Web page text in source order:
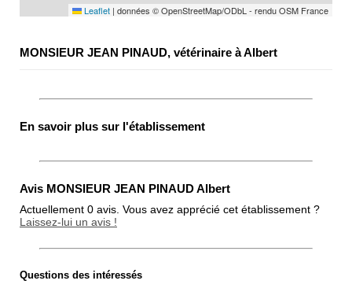
Leaflet | données © OpenStreetMap/ODbL - rendu OSM France
MONSIEUR JEAN PINAUD, vétérinaire à Albert
En savoir plus sur l'établissement
Avis MONSIEUR JEAN PINAUD Albert
Actuellement 0 avis. Vous avez apprécié cet établissement ?
Laissez-lui un avis !
Note globale
Questions des intéressés